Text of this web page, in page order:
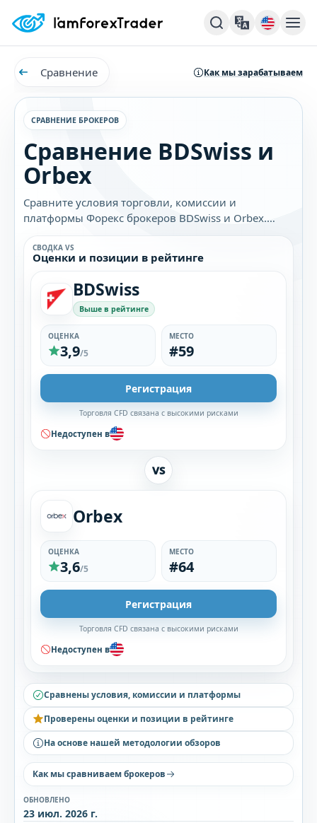
Сравнение Как мы зарабатываем
СРАВНЕНИЕ БРОКЕРОВ
Сравнение BDSwiss и
Orbex
Сравните условия торговли, комиссии и
платформы Форекс брокеров BDSwiss и Orbex.
Узнайте, какой брокер лучше подходит именно
вам.
СВОДКА VS
Оценки и позиции в рейтинге
BDSwiss
Выше в рейтинге
ОЦЕНКА
3,9/5
МЕСТО
#59
Регистрация
Торговля CFD связана с высокими рисками
Недоступен в
VS
Orbex
ОЦЕНКА
3,6/5
МЕСТО
#64
Регистрация
Торговля CFD связана с высокими рисками
Недоступен в
Сравнены условия, комиссии и платформы
Проверены оценки и позиции в рейтинге
На основе нашей методологии обзоров
Как мы сравниваем брокеров
ОБНОВЛЕНО
23 июл. 2026 г.